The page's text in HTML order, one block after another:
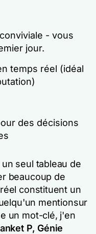
- vous
jour.
temps réel (idéal
des décisions
seul tableau de
beaucoup de
constituent un
mentionsur
un mot-clé, j'en
P, Génie